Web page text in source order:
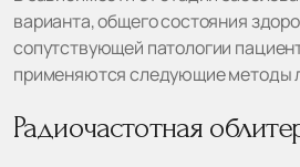
варианта, общего состояния
сопутствующей патологии
применяются следующие методы
Радиочастотная